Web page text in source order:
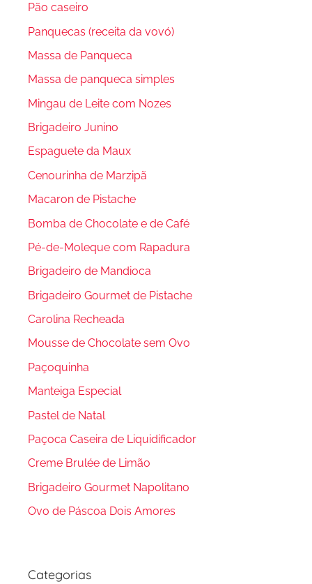
Pão caseiro
Panquecas (receita da vovó)
Massa de Panqueca
Massa de panqueca simples
Mingau de Leite com Nozes
Brigadeiro Junino
Espaguete da Maux
Cenourinha de Marzipã
Macaron de Pistache
Bomba de Chocolate e de Café
Pé-de-Moleque com Rapadura
Brigadeiro de Mandioca
Brigadeiro Gourmet de Pistache
Carolina Recheada
Mousse de Chocolate sem Ovo
Paçoquinha
Manteiga Especial
Pastel de Natal
Paçoca Caseira de Liquidificador
Creme Brulée de Limão
Brigadeiro Gourmet Napolitano
Ovo de Páscoa Dois Amores
Categorias